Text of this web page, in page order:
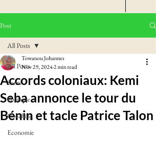
Post
All Posts
Santé
Politique
Coaching
Economie
All Posts
Accords coloniaux: Kemi
Seba annonce le tour du
Bénin et tacle Patrice Talon
Towanou Johannes
Nov 29, 20242 min read